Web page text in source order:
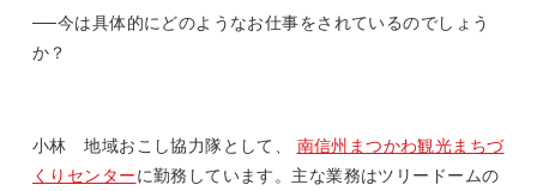
──今は具体的にどのようなお仕事をされているのでしょう
か？
小林 地域おこし協力隊として、
南信州まつかわ観光まちづ
くりセンターに勤務しています。主な業務はツリードームの